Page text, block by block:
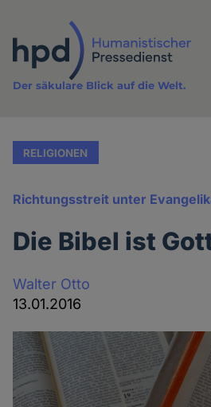
Inhalt
Der säkulare Blick auf die Welt.
RELIGIONEN
Richtungsstreit unter
Die Bibel ist
Walter Otto
13.01.2016